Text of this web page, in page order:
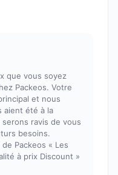
que vous soyez
Packeos. Votre
et nous
aient été à la
ravis de vous
besoins.
Packeos « Les
à prix Discount »